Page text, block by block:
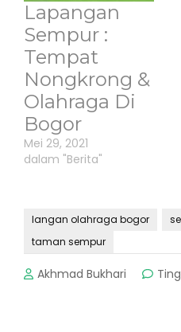
Lapangan
Sempur :
Tempat
Nongkrong &
Olahraga Di
Bogor
Mei 29, 2021
dalam "Berita"
langan olahraga bogor
taman sempur
Akhmad Bukhari